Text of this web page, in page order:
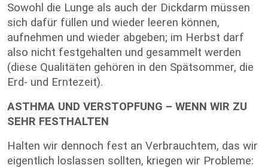
Sowohl die Lunge als auch der Dickdarm müssen
sich dafür füllen und wieder leeren können,
aufnehmen und wieder abgeben; im Herbst darf
also nicht festgehalten und gesammelt werden
(diese Qualitäten gehören in den Spätsommer, die
Erd- und Erntezeit).
ASTHMA UND VERSTOPFUNG – WENN WIR ZU
SEHR FESTHALTEN
Halten wir dennoch fest an Verbrauchtem, das wir
eigentlich loslassen sollten, kriegen wir Probleme: